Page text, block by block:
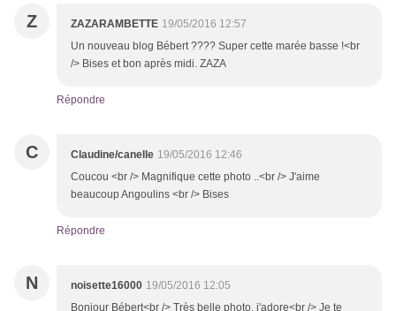
Z ZAZARAMBETTE 19/05/2016 12:57
Un nouveau blog Bébert ???? Super cette marée basse !<br
/> Bises et bon après midi. ZAZA
Répondre
C Claudine/canelle 19/05/2016 12:46
Coucou <br /> Magnifique cette photo ..<br /> J'aime
beaucoup Angoulins <br /> Bises
Répondre
N noisette16000 19/05/2016 12:05
Bonjour Bébert<br /> Très belle photo, j'adore<br /> Je te